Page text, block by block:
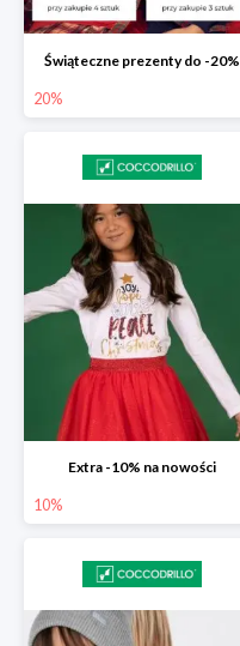
Świąteczne prezenty do -20%
20%
Extra -10% na nowości
10%